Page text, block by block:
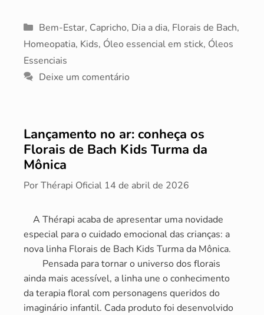
Categorias
Bem-Estar, Capricho, Dia a dia, Florais de Bach,
Homeopatia, Kids, Óleo essencial em stick, Óleos
Essenciais
Deixe um comentário
Lançamento no ar: conheça os
Florais de Bach Kids Turma da
Mônica
PorThérapi Oficial 14 de abril de 2026
A Thérapi acaba de apresentar uma novidade
especial para o cuidado emocional das crianças: a
nova linha Florais de Bach Kids Turma da Mônica.
Pensada para tornar o universo dos florais
ainda mais acessível, a linha une o conhecimento
da terapia floral com personagens queridos do
imaginário infantil. Cada produto foi desenvolvido